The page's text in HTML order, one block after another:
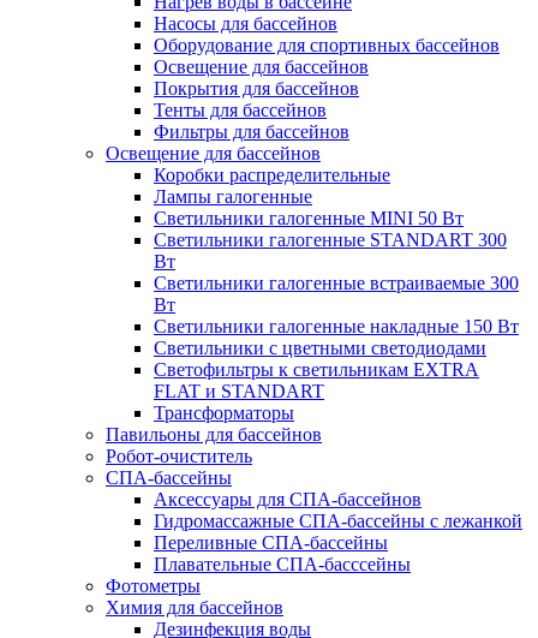
Насосы для бассейнов
Оборудование для спортивных бассейнов
Освещение для бассейнов
Покрытия для бассейнов
Тенты для бассейнов
Фильтры для бассейнов
Освещение для бассейнов
Коробки распределительные
Лампы галогенные
Светильники галогенные MINI 50 Вт
Светильники галогенные STANDART 300
Вт
Светильники галогенные встраиваемые 300
Вт
Светильники галогенные накладные 150 Вт
Светильники с цветными светодиодами
Светофильтры к светильникам EXTRA
FLAT и STANDART
Трансформаторы
Павильоны для бассейнов
Робот-очиститель
СПА-бассейны
Аксессуары для СПА-бассейнов
Гидромассажные СПА-бассейны с лежанкой
Переливные СПА-бассейны
Плавательные СПА-басссейны
Фотометры
Химия для бассейнов
Дезинфекция воды